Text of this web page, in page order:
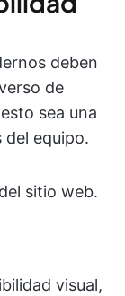
deben
de
sea una
equipo.
sitio web.
visual,